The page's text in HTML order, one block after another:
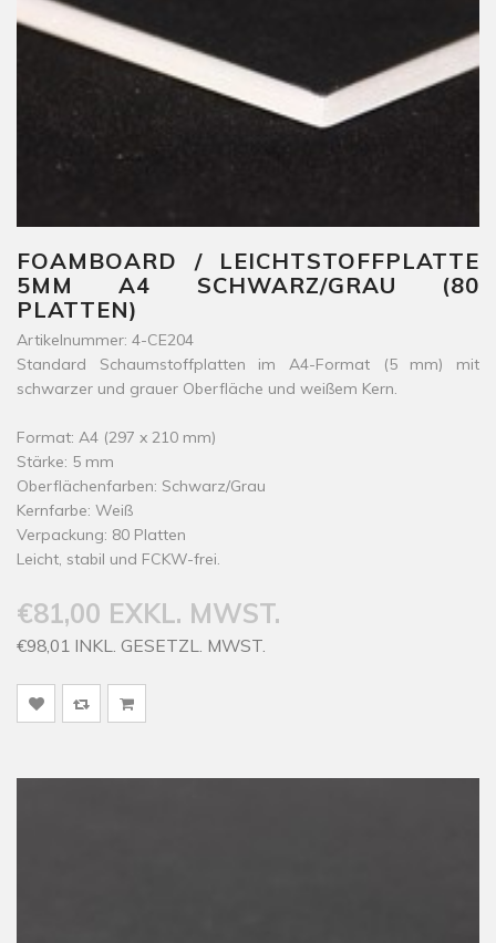
FOAMBOARD / LEICHTSTOFFPLATTE
5MM A4 SCHWARZ/GRAU (80
PLATTEN)
Artikelnummer: 4-CE204
Standard Schaumstoffplatten im A4-Format (5 mm) mit
schwarzer und grauer Oberfläche und weißem Kern.
Format: A4 (297 x 210 mm)
Stärke: 5 mm
Oberflächenfarben: Schwarz/Grau
Kernfarbe: Weiß
Verpackung: 80 Platten
Leicht, stabil und FCKW-frei.
€81,00 EXKL. MWST.
€98,01 INKL. GESETZL. MWST.